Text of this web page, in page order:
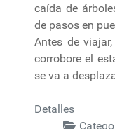
caída de
de pasos en
Antes de
corrobore el
se va a
Detalles